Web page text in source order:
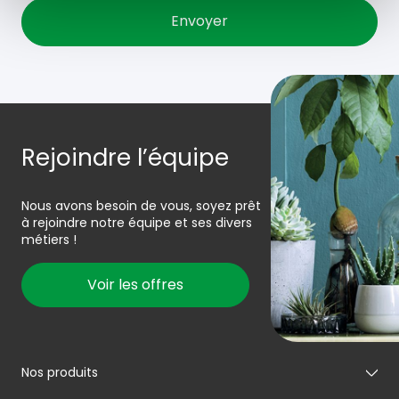
Rejoindre l’équipe
Nous avons besoin de vous, soyez prêt
à rejoindre notre équipe et ses divers
métiers !
Voir les offres
Nos produits